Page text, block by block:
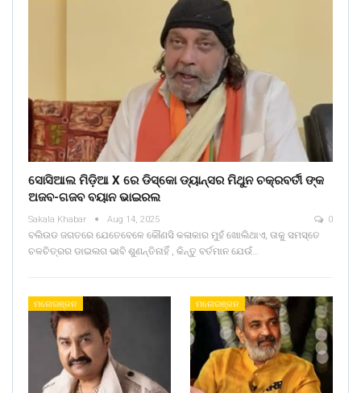
ସୋସିଆଲ ମିଡ଼ିଆ X ରେ ଡିସ୍କୋ ଡ୍ୟାନ୍ସର ମିଥୁନ ଚକ୍ରବର୍ତୀ ଙ୍କ
ଅଜବ-ଗଜବ ବୟାନ ଭାଇରଲ
Sakala Khabar Aug 14, 2025 0
ବଲିଉଡ ଜଗତରେ ଯେତେବେଳେ କୌଣସି କଳାକାର ମୁହଁ ଖୋଲିଥାଏ, ତାକୁ ସମସ୍ତେ
ଚଳଚିତ୍ରର ଡାଇଲଗ ଭାବି ଶୁଣନ୍ତିନାହିଁ , କିନ୍ତୁ ବର୍ତମାନ ଯେଉଁ…
ମନୋରଞ୍ଜନ ମନୋରଞ୍ଜନ